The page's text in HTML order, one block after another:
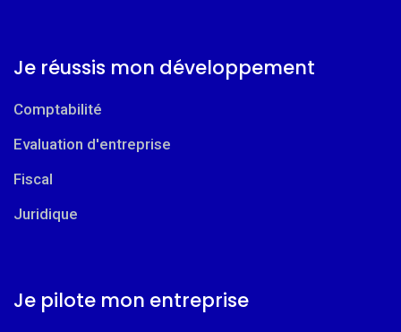
Je réussis mon développement
Comptabilité
Evaluation d'entreprise
Fiscal
Juridique
Je pilote mon entreprise